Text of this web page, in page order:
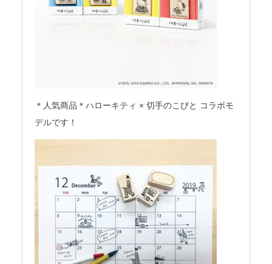
＊人気商品＊ハローキティ × 切手のこびと コラボモ
デルです！